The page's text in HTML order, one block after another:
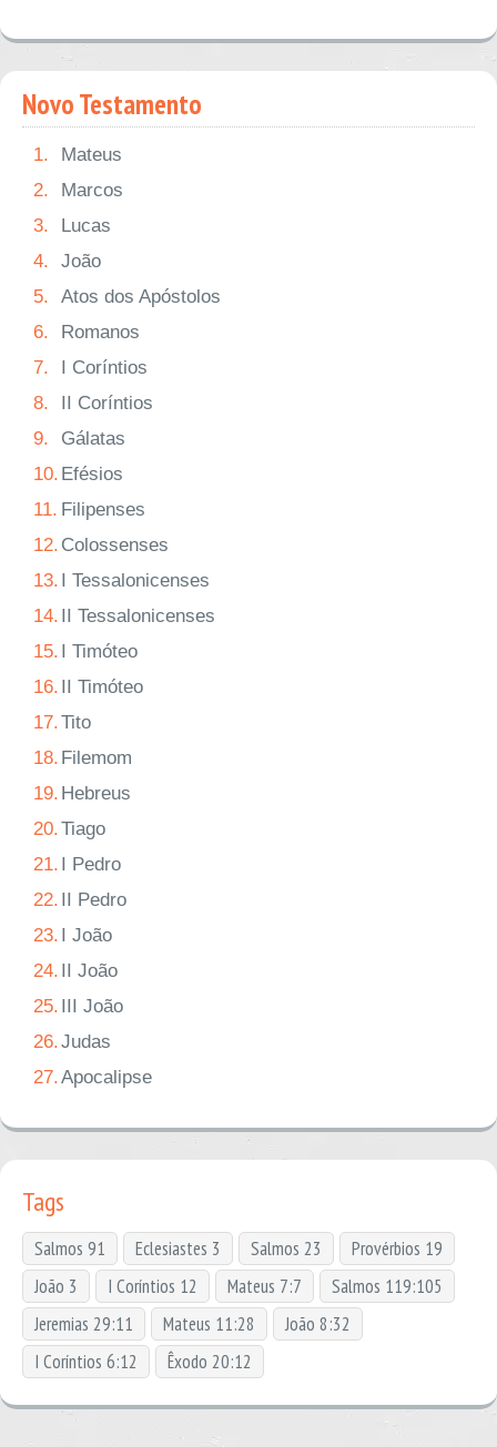
Novo Testamento
1.
Mateus
2.
Marcos
3.
Lucas
4.
João
5.
Atos dos Apóstolos
6.
Romanos
7.
I Coríntios
8.
II Coríntios
9.
Gálatas
10. Efésios
11. Filipenses
12. Colossenses
13. I Tessalonicenses
14. II Tessalonicenses
15. I Timóteo
16. II Timóteo
17.Tito
18. Filemom
19. Hebreus
20.Tiago
21. I Pedro
22. II Pedro
23. I João
24. II João
25. III João
26.Judas
27.Apocalipse
Tags
Salmos 91 Eclesiastes 3 Salmos 23
Provérbios 19
João 3
I Coríntios 12 Mateus 7:7
Salmos 119:105
Jeremias 29:11
Mateus 11:28
João 8:32
I Coríntios 6:12
Êxodo 20:12